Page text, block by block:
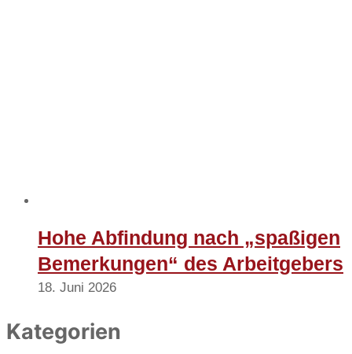
Hohe Abfindung nach „spaßigen
Bemerkungen“ des Arbeitgebers
18. Juni 2026
Kategorien